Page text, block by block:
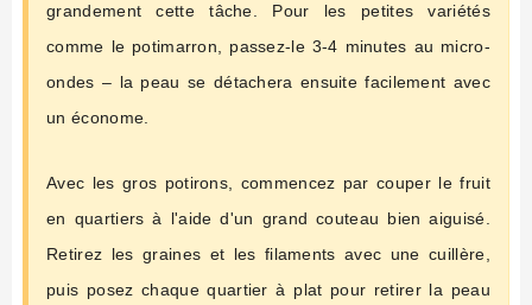
grandement cette tâche. Pour les petites variétés
comme le potimarron, passez-le 3-4 minutes au micro-
ondes – la peau se détachera ensuite facilement avec
un économe.
Avec les gros potirons, commencez par couper le fruit
en quartiers à l'aide d'un grand couteau bien aiguisé.
Retirez les graines et les filaments avec une cuillère,
puis posez chaque quartier à plat pour retirer la peau